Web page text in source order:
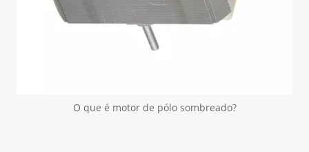
O que é motor de pólo sombreado?